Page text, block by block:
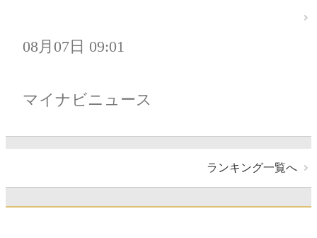
08月07日 09:01
マイナビニュース
ランキング一覧へ